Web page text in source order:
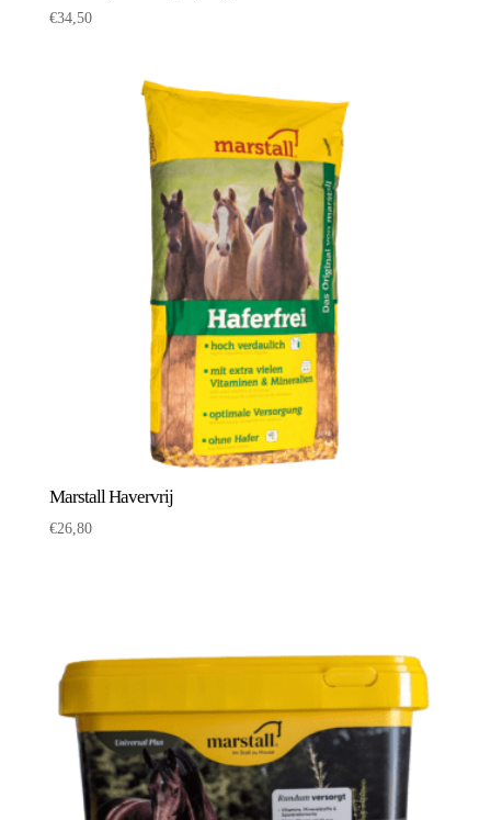
€34,50
Marstall Havervrij
€26,80